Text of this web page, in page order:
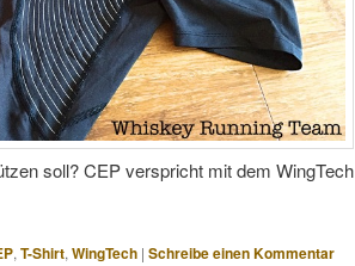
soll? CEP verspricht mit dem WingTech
, T-Shirt, WingTech | Schreibe einen Kommentar